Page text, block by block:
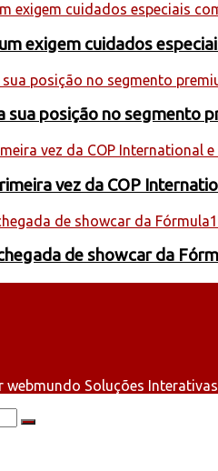
exigem cuidados
sua posição no segmento
vez da COP
de showcar da
Soluções Interativas